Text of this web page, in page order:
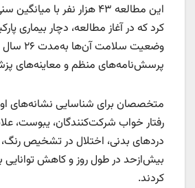
کرد که در آغاز مطالعه، دچار بیماری
وضعیت سلامت
پرسش‌نامه‌های منظم و معاینه‌های
متخصصان برای شناسایی نشانه‌های
رفتار خواب شرکت‌کنندگان، یبوست،
دردهای بدنی، اختلال در تشخیص
بیش‌ازحد در طول روز و کاهش توانایی
کردند.